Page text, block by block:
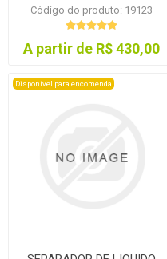
Código do produto: 19123
A partir de R$ 430,00
Disponível para encomenda